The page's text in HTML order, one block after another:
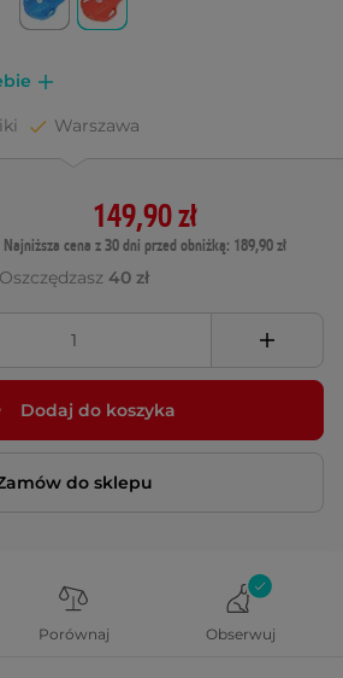
Warszawa
149,90 zł
Najniższa cena z 30 dni przed obniżką: 189,90 zł
Oszczędzasz 40 zł
Dodaj do koszyka
do sklepu
Porównaj Obserwuj